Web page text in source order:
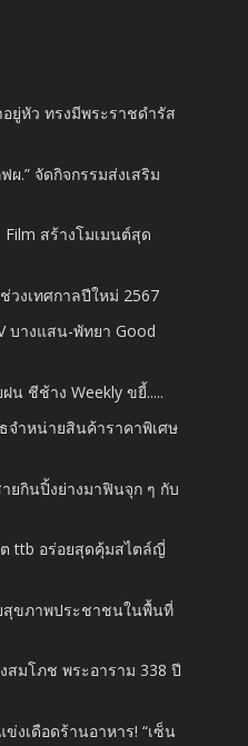
ยู่หัว ทรงมีพระราชดำรัส
ผ.” จัดกิจกรรมส่งเสริม
Film สร้างโมเมนต์สุด
วงเทศกาลปีใหม่ 2567
บางแสน-พัทยา Good
น ชีช้าง Weekly ขยี้.....
จำหน่ายสินค้าราคาพิเศษ
ยกินปิ้งย่างมาฟินจุก ๆ กับ
ttb อร่อยสุดคุ้มสไตล์ญี่
สุขภาพประชาชนในพื้นที่
สมโภช พระอาราม 338 ปี
งเดือดร้านอาหาร! “เซ็น